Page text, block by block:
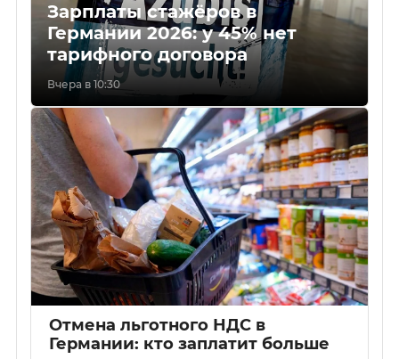
Зарплаты стажёров в
Германии 2026: у 45% нет
тарифного договора
Вчера в 10:30
Отмена льготного НДС в
Германии: кто заплатит больше